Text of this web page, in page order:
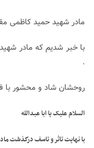
مادر شهید حمید کاظمی
با خبر شدیم که مادر
.
روحشان شاد و محشور با
السلام علیک یا ابا عبدالله
با نهایت تاثر و تاسف درگذشت